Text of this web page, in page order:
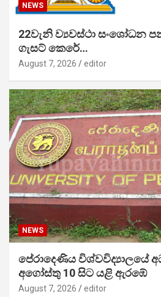
NEWS
22වැනි ව්‍යවස්ථා සංශෝධන
ගැසට් කෙරේ…
August 7, 2026 editor
NEWS
පේරාදෙණිය විශ්වවිද්‍යාලයේ
අගෝස්තු 10 සිට යළි ඇරඹේ
August 7, 2026 editor